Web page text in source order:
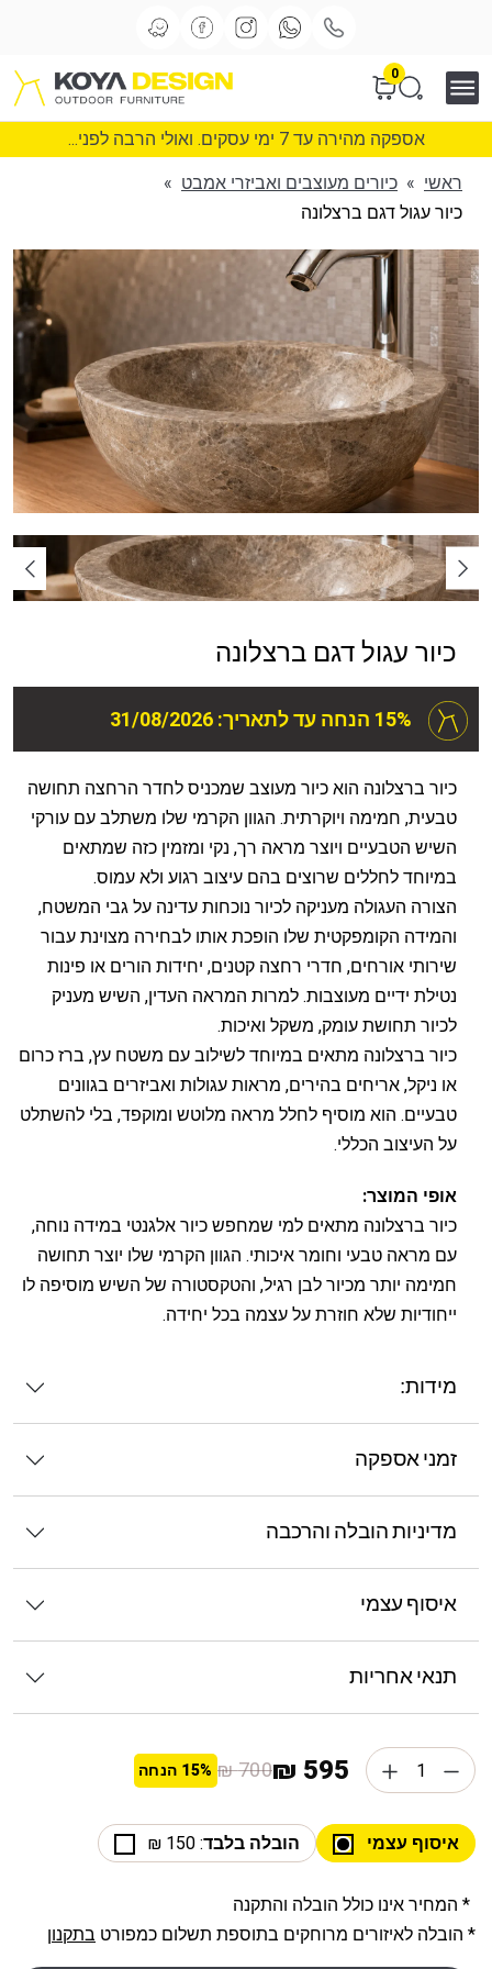
0
אספקה מהירה עד 7 ימי עסקים. ואולי הרבה לפני...
ראשי » כיורים מעוצבים ואביזרי אמבט »
כיור עגול דגם ברצלונה
כיור עגול דגם ברצלונה
15% הנחה עד לתאריך: 31/08/2026
כיור ברצלונה הוא כיור מעוצב שמכניס לחדר הרחצה תחושה
טבעית, חמימה ויוקרתית. הגוון הקרמי שלו משתלב עם עורקי
השיש הטבעיים ויוצר מראה רך, נקי ומזמין כזה שמתאים
במיוחד לחללים שרוצים בהם עיצוב רגוע ולא עמוס.
הצורה העגולה מעניקה לכיור נוכחות עדינה על גבי המשטח,
והמידה הקומפקטית שלו הופכת אותו לבחירה מצוינת עבור
שירותי אורחים, חדרי רחצה קטנים, יחידות הורים או פינות
נטילת ידיים מעוצבות. למרות המראה העדין, השיש מעניק
לכיור תחושת עומק, משקל ואיכות.
כיור ברצלונה מתאים במיוחד לשילוב עם משטח עץ, ברז כרום
או ניקל, אריחים בהירים, מראות עגולות ואביזרים בגוונים
טבעיים. הוא מוסיף לחלל מראה מלוטש ומוקפד, בלי להשתלט
על העיצוב הכללי.
אופי המוצר:
כיור ברצלונה מתאים למי שמחפש כיור אלגנטי במידה נוחה,
עם מראה טבעי וחומר איכותי. הגוון הקרמי שלו יוצר תחושה
חמימה יותר מכיור לבן רגיל, והטקסטורה של השיש מוסיפה לו
ייחודיות שלא חוזרת על עצמה בכל יחידה.
מידות:
זמני אספקה
מדיניות הובלה והרכבה
איסוף עצמי
תנאי אחריות
595 ₪
700 ₪
15% הנחה
איסוף עצמי הובלה בלבד: 150 ₪
* המחיר אינו כולל הובלה והתקנה
* הובלה לאיזורים מרוחקים בתוספת תשלום כמפורט בתקנון